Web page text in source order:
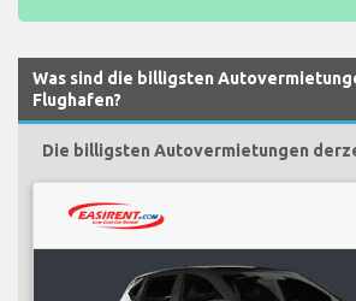
Was sind die billigsten
Flughafen?
Die billigsten Autovermietungen